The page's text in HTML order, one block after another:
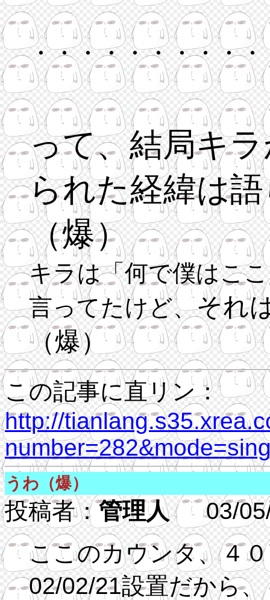
・・・・・・・・・
って、結局キ
られた経緯は
（爆）
キラは「何で僕はこ
言ってたけど、それ
（爆）
この記事に直リン：
http://
うわ（爆）
投稿者：管理人03/05/
ここのカウンタ、４
02/02/21設置だから